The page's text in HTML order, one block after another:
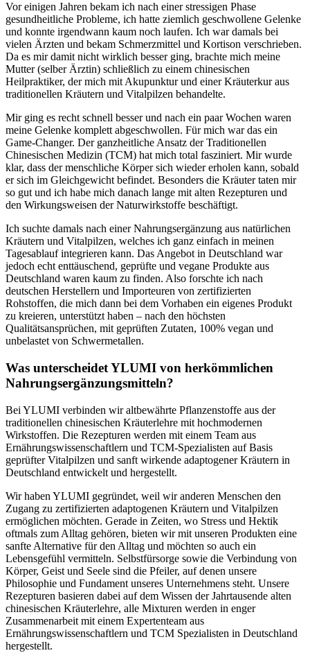
Vor einigen Jahren bekam ich nach einer stressigen Phase
gesundheitliche Probleme, ich hatte ziemlich geschwollene Gelenke
und konnte irgendwann kaum noch laufen. Ich war damals bei
vielen Ärzten und bekam Schmerzmittel und Kortison verschrieben.
Da es mir damit nicht wirklich besser ging, brachte mich meine
Mutter (selber Ärztin) schließlich zu einem chinesischen
Heilpraktiker, der mich mit Akupunktur und einer Kräuterkur aus
traditionellen Kräutern und Vitalpilzen behandelte.
Mir ging es recht schnell besser und nach ein paar Wochen waren
meine Gelenke komplett abgeschwollen. Für mich war das ein
Game-Changer. Der ganzheitliche Ansatz der Traditionellen
Chinesischen Medizin (TCM) hat mich total fasziniert. Mir wurde
klar, dass der menschliche Körper sich wieder erholen kann, sobald
er sich im Gleichgewicht befindet. Besonders die Kräuter taten mir
so gut und ich habe mich danach lange mit alten Rezepturen und
den Wirkungsweisen der Naturwirkstoffe beschäftigt.
Ich suchte damals nach einer Nahrungsergänzung aus natürlichen
Kräutern und Vitalpilzen, welches ich ganz einfach in meinen
Tagesablauf integrieren kann. Das Angebot in Deutschland war
jedoch echt enttäuschend, geprüfte und vegane Produkte aus
Deutschland waren kaum zu finden. Also forschte ich nach
deutschen Herstellern und Importeuren von zertifizierten
Rohstoffen, die mich dann bei dem Vorhaben ein eigenes Produkt
zu kreieren, unterstützt haben – nach den höchsten
Qualitätsansprüchen, mit geprüften Zutaten, 100% vegan und
unbelastet von Schwermetallen.
Was unterscheidet YLUMI von herkömmlichen
Nahrungsergänzungsmitteln?
Bei YLUMI verbinden wir altbewährte Pflanzenstoffe aus der
traditionellen chinesischen Kräuterlehre mit hochmodernen
Wirkstoffen. Die Rezepturen werden mit einem Team aus
Ernährungswissenschaftlern und TCM-Spezialisten auf Basis
geprüfter Vitalpilzen und sanft wirkende adaptogener Kräutern in
Deutschland entwickelt und hergestellt.
Wir haben YLUMI gegründet, weil wir anderen Menschen den
Zugang zu zertifizierten adaptogenen Kräutern und Vitalpilzen
ermöglichen möchten. Gerade in Zeiten, wo Stress und Hektik
oftmals zum Alltag gehören, bieten wir mit unseren Produkten eine
sanfte Alternative für den Alltag und möchten so auch ein
Lebensgefühl vermitteln. Selbstfürsorge sowie die Verbindung von
Körper, Geist und Seele sind die Pfeiler, auf denen unsere
Philosophie und Fundament unseres Unternehmens steht. Unsere
Rezepturen basieren dabei auf dem Wissen der Jahrtausende alten
chinesischen Kräuterlehre, alle Mixturen werden in enger
Zusammenarbeit mit einem Expertenteam aus
Ernährungswissenschaftlern und TCM Spezialisten in Deutschland
hergestellt.